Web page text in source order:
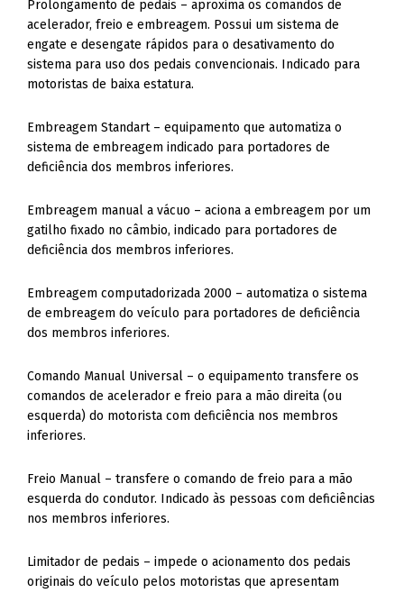
Prolongamento de pedais – aproxima os comandos de
acelerador, freio e embreagem. Possui um sistema de
engate e desengate rápidos para o desativamento do
sistema para uso dos pedais convencionais. Indicado para
motoristas de baixa estatura.
Embreagem Standart – equipamento que automatiza o
sistema de embreagem indicado para portadores de
deficiência dos membros inferiores.
Embreagem manual a vácuo – aciona a embreagem por um
gatilho fixado no câmbio, indicado para portadores de
deficiência dos membros inferiores.
Embreagem computadorizada 2000 – automatiza o sistema
de embreagem do veículo para portadores de deficiência
dos membros inferiores.
Comando Manual Universal – o equipamento transfere os
comandos de acelerador e freio para a mão direita (ou
esquerda) do motorista com deficiência nos membros
inferiores.
Freio Manual – transfere o comando de freio para a mão
esquerda do condutor. Indicado às pessoas com deficiências
nos membros inferiores.
Limitador de pedais – impede o acionamento dos pedais
originais do veículo pelos motoristas que apresentam